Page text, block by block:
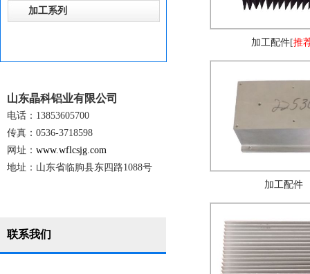
加工系列
山东晶科铝业有限公司
电话：13853605700
传真：0536-3718598
网址： www.wflcsjg.com
地址：山东省临朐县东四路1088号
联系我们
加工配件[推
加工配件